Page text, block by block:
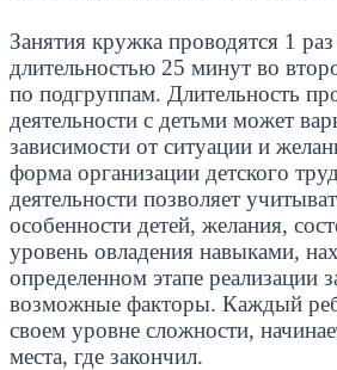
Занятия кружка проводятся 1
длительностью 25 минут во
по подгруппам. Длительность
деятельности с детьми может
зависимости от ситуации и
форма организации детского
деятельности позволяет
особенности детей, желания,
уровень овладения навыками,
определенном этапе реализации
возможные факторы. Каждый
своем уровне сложности,
места, где закончил.